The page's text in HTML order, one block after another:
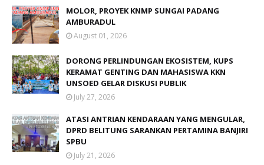
MOLOR, PROYEK KNMP SUNGAI PADANG
AMBURADUL
August 01, 2026
DORONG PERLINDUNGAN EKOSISTEM, KUPS
KERAMAT GENTING DAN MAHASISWA KKN
UNSOED GELAR DISKUSI PUBLIK
July 27, 2026
ATASI ANTRIAN KENDARAAN YANG MENGULAR,
DPRD BELITUNG SARANKAN PERTAMINA BANJIRI
SPBU
July 21, 2026